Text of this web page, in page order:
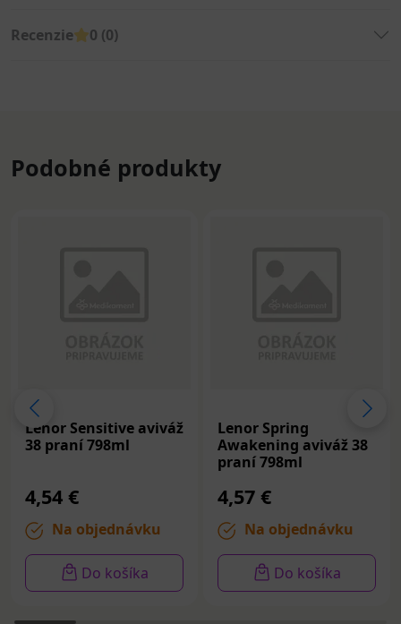
Recenzie 0 (0)
Podobné produkty
Lenor Sensitive aviváž
38 praní 798ml
4,54 €
Na objednávku
Do košíka
Lenor Spring
Awakening aviváž 38
praní 798ml
4,57 €
Na objednávku
Do košíka